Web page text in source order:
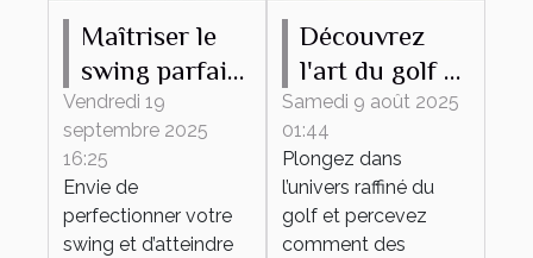
Maîtriser le
swing parfait :
conseils et
techniques
Vendredi 19
septembre 2025
16:25
Envie de
perfectionner votre
swing et d’atteindre
Découvrez
l'art du golf à
travers des
équipements
de haute
qualité
Samedi 9 août 2025
01:44
Plongez dans
l’univers raffiné du
golf et percevez
comment des